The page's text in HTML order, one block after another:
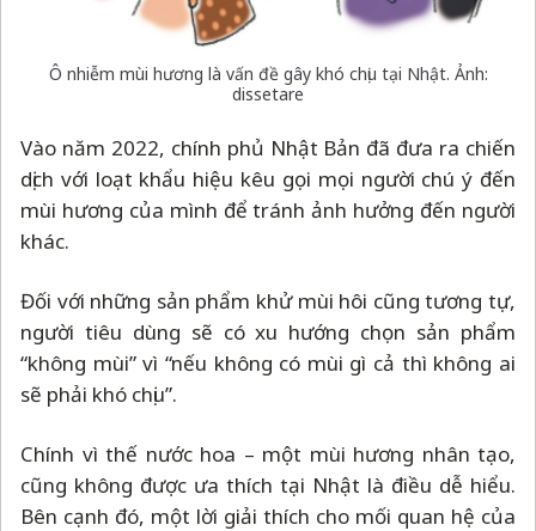
Ô nhiễm mùi hương là vấn đề gây khó chịu tại Nhật. Ảnh:
dissetare
Vào năm 2022, chính phủ Nhật Bản đã đưa ra chiến
dịch với loạt khẩu hiệu kêu gọi mọi người chú ý đến
mùi hương của mình để tránh ảnh hưởng đến người
khác.
Đối với những sản phẩm khử mùi hôi cũng tương tự,
người tiêu dùng sẽ có xu hướng chọn sản phẩm
“không mùi” vì “nếu không có mùi gì cả thì không ai
sẽ phải khó chịu”.
Chính vì thế nước hoa – một mùi hương nhân tạo,
cũng không được ưa thích tại Nhật là điều dễ hiểu.
Bên cạnh đó, một lời giải thích cho mối quan hệ của